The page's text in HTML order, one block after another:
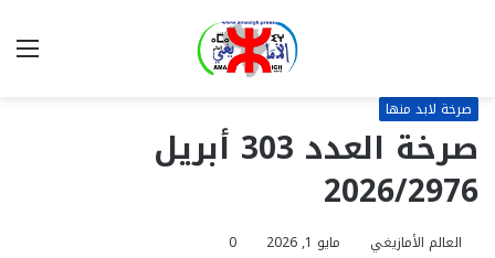
صرخة لابد منها
صرخة العدد 303 أبريل
2026/2976
العالم الأمازيغي مايو 1, 2026 0